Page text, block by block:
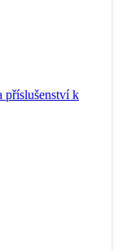
příslušenství k